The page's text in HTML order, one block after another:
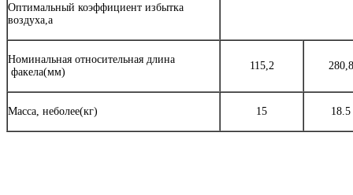
Оптимальный коэффициент избытка
воздуха,a
Номинальная относительная длина
факела(мм)
115,2 280,8
Масса, неболее(кг) 15 18.5